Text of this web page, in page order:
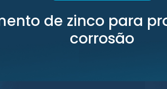
de zinco para
corrosão